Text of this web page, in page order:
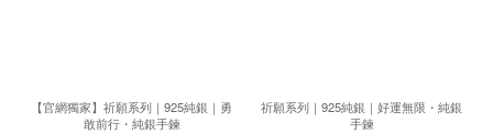
【官網獨家】祈願系列｜925純銀｜勇
敢前行・純銀手鍊
祈願系列｜925純銀｜好運無限・純銀
手鍊